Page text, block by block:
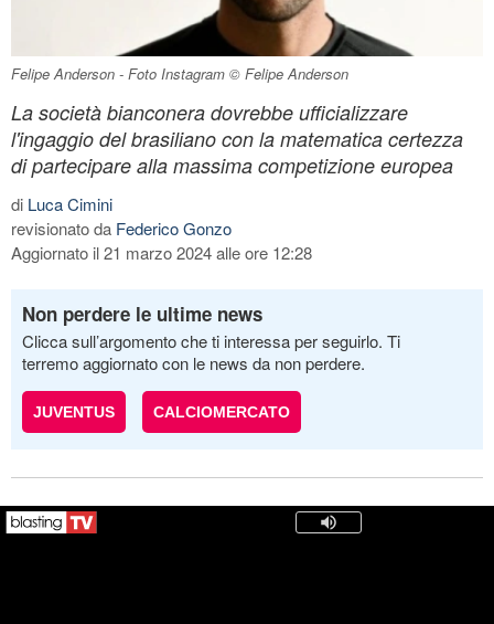
Felipe Anderson - Foto Instagram © Felipe Anderson
La società bianconera dovrebbe ufficializzare
l'ingaggio del brasiliano con la matematica certezza
di partecipare alla massima competizione europea
di Luca Cimini
revisionato da Federico Gonzo
Aggiornato il 21 marzo 2024 alle ore 12:28
Non perdere le ultime news
Clicca sull’argomento che ti interessa per seguirlo. Ti
terremo aggiornato con le news da non perdere.
JUVENTUS CALCIOMERCATO